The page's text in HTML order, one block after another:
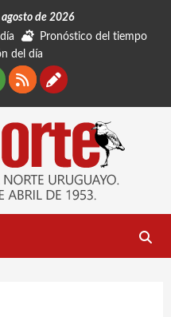
de 2026
Pronóstico del tiempo
del día
RSSContáctanos